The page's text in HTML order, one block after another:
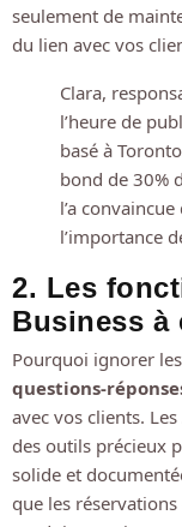
seulement de
du lien avec vos
Clara,
l’heure de
basé à
bond de 30%
l’a
l’importance
2. Les
Business à
Pourquoi ignorer
questions-
avec vos clients. Les
des outils précieux
solide et
que les